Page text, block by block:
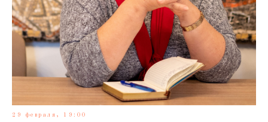
29 февраля, 19:00